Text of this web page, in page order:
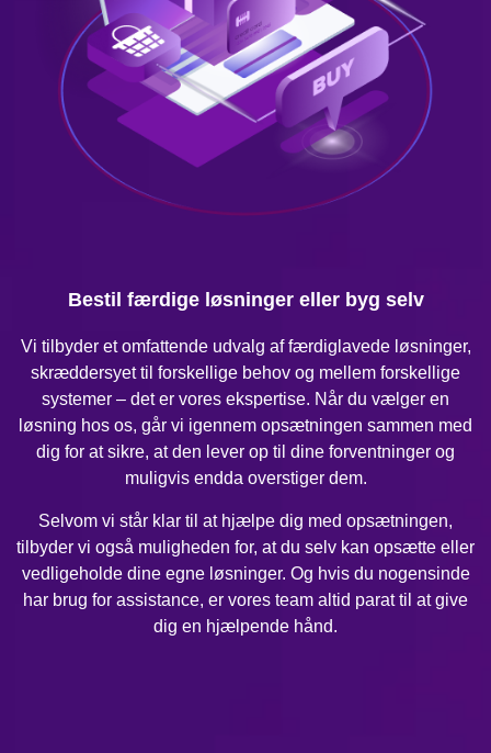
Bestil færdige løsninger eller byg selv
Vi tilbyder et omfattende udvalg af færdiglavede løsninger,
skræddersyet til forskellige behov og mellem forskellige
systemer – det er vores ekspertise. Når du vælger en
løsning hos os, går vi igennem opsætningen sammen med
dig for at sikre, at den lever op til dine forventninger og
muligvis endda overstiger dem.
Selvom vi står klar til at hjælpe dig med opsætningen,
tilbyder vi også muligheden for, at du selv kan opsætte eller
vedligeholde dine egne løsninger. Og hvis du nogensinde
har brug for assistance, er vores team altid parat til at give
dig en hjælpende hånd.